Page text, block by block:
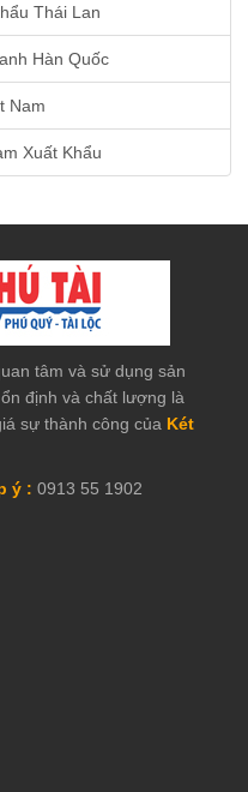
Thái Lan
Hàn Quốc
Nam
Xuất Khẩu
tâm và sử dụng sản
định và chất lượng là
sự thành công của Két
ý : 0913 55 1902